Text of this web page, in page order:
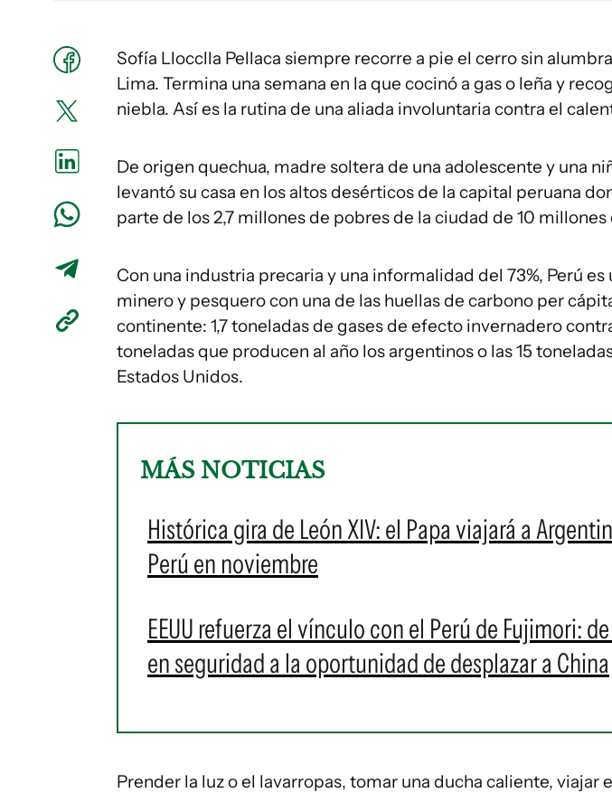
Sofía Llocclla Pellaca siempre recorre a pie el cerro sin
Lima. Termina una semana en la que cocinó a gas o leña y
niebla. Así es la rutina de una aliada involuntaria contra el
De origen quechua, madre soltera de una adolescente y una
levantó su casa en los altos desérticos de la capital peruana
parte de los 2,7 millones de pobres de la ciudad de 10
Con una industria precaria y una informalidad del 73%, Perú
minero y pesquero con una de las huellas de carbono per
continente: 1,7 toneladas de gases de efecto invernadero
toneladas que producen al año los argentinos o las 15
Estados Unidos.
MÁS NOTICIAS
Histórica gira de León XIV: el Papa viajará a
Perú en noviembre
EEUU refuerza el vínculo con el Perú de Fujimori:
en seguridad a la oportunidad de desplazar a China
Prender la luz o el lavarropas, tomar una ducha caliente, viajar